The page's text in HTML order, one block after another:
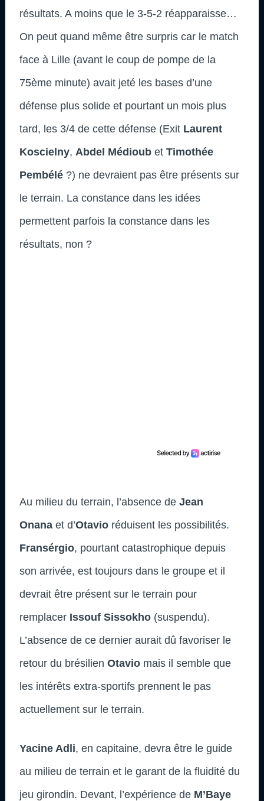
résultats. A moins que le 3-5-2 réapparaisse…
On peut quand même être surpris car le match
face à Lille (avant le coup de pompe de la
75ème minute) avait jeté les bases d’une
défense plus solide et pourtant un mois plus
tard, les 3/4 de cette défense (Exit Laurent
Koscielny, Abdel Médioub et Timothée
Pembélé ?) ne devraient pas être présents sur
le terrain. La constance dans les idées
permettent parfois la constance dans les
résultats, non ?
Au milieu du terrain, l’absence de Jean
Onana et d’Otavio réduisent les possibilités.
Fransérgio, pourtant catastrophique depuis
son arrivée, est toujours dans le groupe et il
devrait être présent sur le terrain pour
remplacer Issouf Sissokho (suspendu).
L’absence de ce dernier aurait dû favoriser le
retour du brésilien Otavio mais il semble que
les intérêts extra-sportifs prennent le pas
actuellement sur le terrain.
Yacine Adli, en capitaine, devra être le guide
au milieu de terrain et le garant de la fluidité du
jeu girondin. Devant, l’expérience de M’Baye